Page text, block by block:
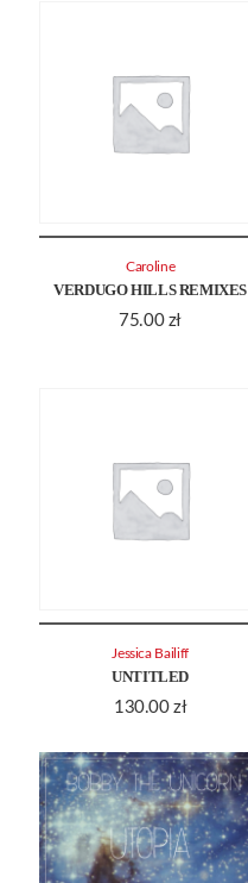
VERDUGO HILLS REMIXES
75.00 zł
Caroline
UNTITLED
130.00 zł
Jessica Bailiff